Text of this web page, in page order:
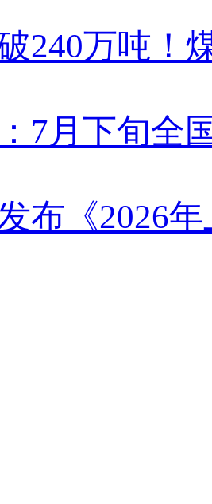
240万吨！
7月下旬全
布《2026